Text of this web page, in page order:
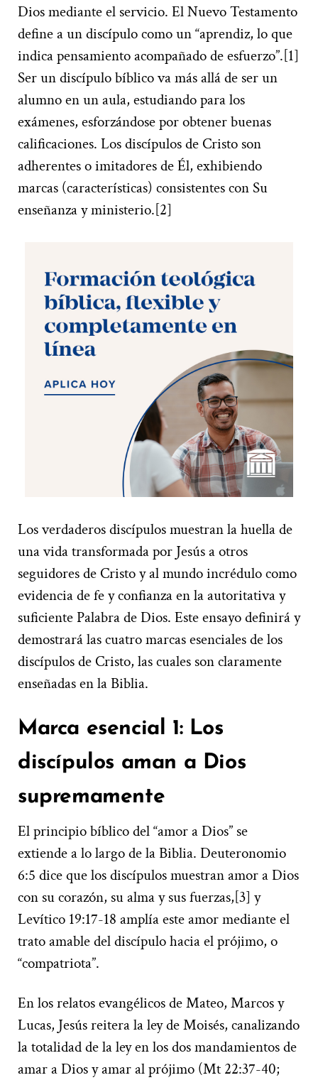
Dios mediante el servicio. El Nuevo Testamento
define a un discípulo como un “aprendiz, lo que
indica pensamiento acompañado de esfuerzo”.[1]
Ser un discípulo bíblico va más allá de ser un
alumno en un aula, estudiando para los
exámenes, esforzándose por obtener buenas
calificaciones. Los discípulos de Cristo son
adherentes o imitadores de Él, exhibiendo
marcas (características) consistentes con Su
enseñanza y ministerio.[2]
Los verdaderos discípulos muestran la huella de
una vida transformada por Jesús a otros
seguidores de Cristo y al mundo incrédulo como
evidencia de fe y confianza en la autoritativa y
suficiente Palabra de Dios. Este ensayo definirá y
demostrará las cuatro marcas esenciales de los
discípulos de Cristo, las cuales son claramente
enseñadas en la Biblia.
Marca esencial 1: Los
discípulos aman a Dios
supremamente
El principio bíblico del “amor a Dios” se
extiende a lo largo de la Biblia. Deuteronomio
6:5 dice que los discípulos muestran amor a Dios
con su corazón, su alma y sus fuerzas,[3] y
Levítico 19:17-18 amplía este amor mediante el
trato amable del discípulo hacia el prójimo, o
“compatriota”.
En los relatos evangélicos de Mateo, Marcos y
Lucas, Jesús reitera la ley de Moisés, canalizando
la totalidad de la ley en los dos mandamientos de
amar a Dios y amar al prójimo (Mt 22:37-40;